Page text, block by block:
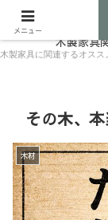
木製家具
その木、
木材
メニュー